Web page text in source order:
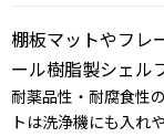
棚板マットやフレ
ール樹脂製シェル
耐薬品性・耐腐食性
トは洗浄機にも入れ